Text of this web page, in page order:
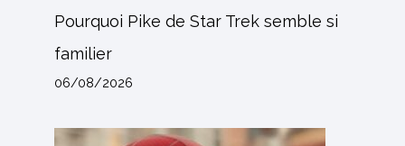
Pourquoi Pike de Star Trek semble si
familier
06/08/2026